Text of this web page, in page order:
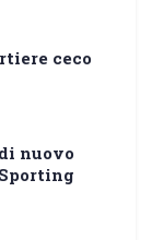
ceco
nuovo